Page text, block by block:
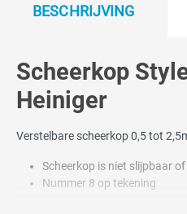
BESCHRIJVING
Scheerkop
Heiniger
Verstelbare scheerkop 0,5 tot
Scheerkop is niet slijpbaar
Nummer 8 op tekening